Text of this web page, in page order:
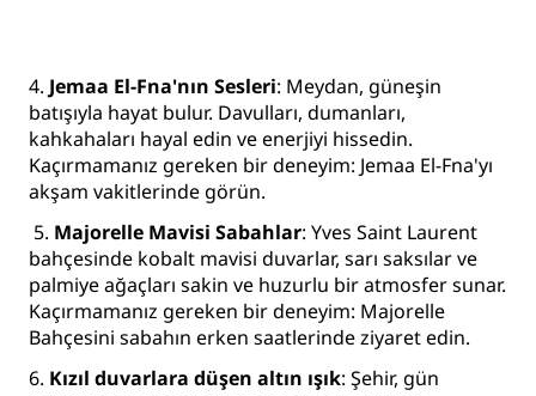
4. Jemaa El-Fna'nın Sesleri: Meydan, güneşin
batışıyla hayat bulur. Davulları, dumanları,
kahkahaları hayal edin ve enerjiyi hissedin.
Kaçırmamanız gereken bir deneyim: Jemaa El-Fna'yı
akşam vakitlerinde görün.
5. Majorelle Mavisi Sabahlar: Yves Saint Laurent
bahçesinde kobalt mavisi duvarlar, sarı saksılar ve
palmiye ağaçları sakin ve huzurlu bir atmosfer sunar.
Kaçırmamanız gereken bir deneyim: Majorelle
Bahçesini sabahın erken saatlerinde ziyaret edin.
6. Kızıl duvarlara düşen altın ışık: Şehir, gün